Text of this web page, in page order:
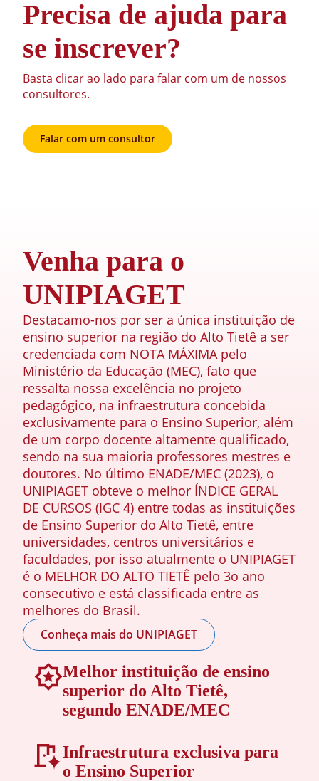
Precisa de ajuda para
se inscrever?
Basta clicar ao lado para falar com um de nossos
consultores.
Falar com um consultor
Venha para o
UNIPIAGET
Destacamo-nos por ser a única instituição de
ensino superior na região do Alto Tietê a ser
credenciada com NOTA MÁXIMA pelo
Ministério da Educação (MEC), fato que
ressalta nossa excelência no projeto
pedagógico, na infraestrutura concebida
exclusivamente para o Ensino Superior, além
de um corpo docente altamente qualificado,
sendo na sua maioria professores mestres e
doutores. No último ENADE/MEC (2023), o
UNIPIAGET obteve o melhor ÍNDICE GERAL
DE CURSOS (IGC 4) entre todas as instituições
de Ensino Superior do Alto Tietê, entre
universidades, centros universitários e
faculdades, por isso atualmente o UNIPIAGET
é o MELHOR DO ALTO TIETÊ pelo 3o ano
consecutivo e está classificada entre as
melhores do Brasil.
Conheça mais do UNIPIAGET
Melhor instituição de ensino
superior do Alto Tietê,
segundo ENADE/MEC
Infraestrutura exclusiva para
o Ensino Superior